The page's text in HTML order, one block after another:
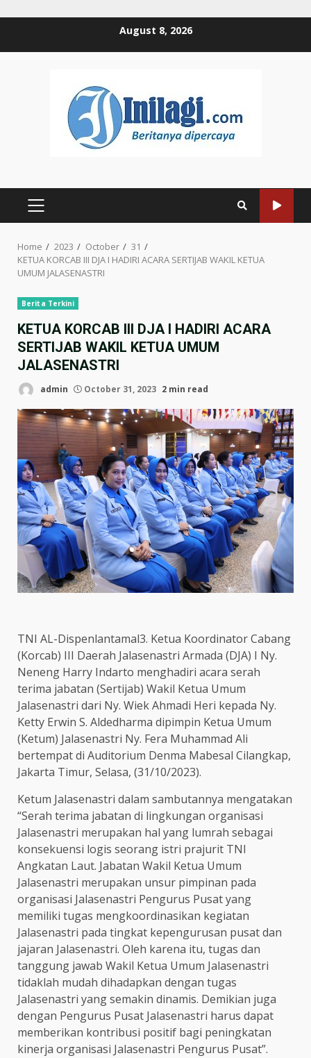
August 8, 2026
PRIMARY
Home 2023 October
31
KETUA KORCAB III DJA I HADIRI ACARA SERTIJAB WAKIL KETUA
UMUM JALASENASTRI
Berita Terkini
KETUA KORCAB III DJA I HADIRI ACARA
SERTIJAB WAKIL KETUA UMUM
JALASENASTRI
admin October 31, 2023 2 min read
TNI AL-Dispenlantamal3. Ketua Koordinator Cabang
(Korcab) III Daerah Jalasenastri Armada (DJA) I Ny.
Neneng Harry Indarto menghadiri acara serah
terima jabatan (Sertijab) Wakil Ketua Umum
Jalasenastri dari Ny. Wiek Ahmadi Heri kepada Ny.
Ketty Erwin S. Aldedharma dipimpin Ketua Umum
(Ketum) Jalasenastri Ny. Fera Muhammad Ali
bertempat di Auditorium Denma Mabesal Cilangkap,
Jakarta Timur, Selasa, (31/10/2023).
Ketum Jalasenastri dalam sambutannya mengatakan
“Serah terima jabatan di lingkungan organisasi
Jalasenastri merupakan hal yang lumrah sebagai
konsekuensi logis seorang istri prajurit TNI
Angkatan Laut. Jabatan Wakil Ketua Umum
Jalasenastri merupakan unsur pimpinan pada
organisasi Jalasenastri Pengurus Pusat yang
memiliki tugas mengkoordinasikan kegiatan
Jalasenastri pada tingkat kepengurusan pusat dan
jajaran Jalasenastri. Oleh karena itu, tugas dan
tanggung jawab Wakil Ketua Umum Jalasenastri
tidaklah mudah dihadapkan dengan tugas
Jalasenastri yang semakin dinamis. Demikian juga
dengan Pengurus Pusat Jalasenastri harus dapat
memberikan kontribusi positif bagi peningkatan
kinerja organisasi Jalasenastri Pengurus Pusat”.